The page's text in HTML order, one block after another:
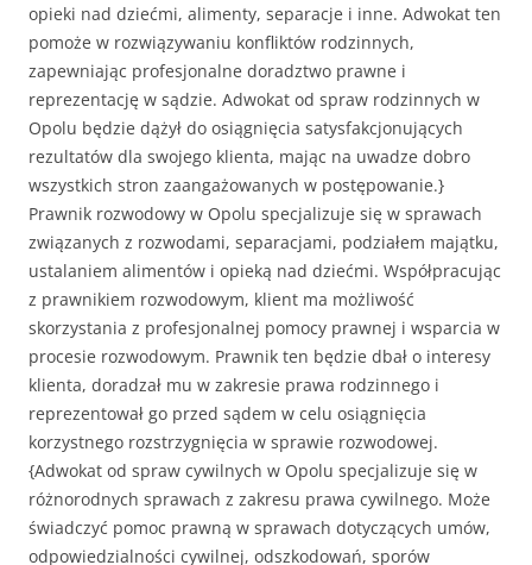
opieki nad dziećmi, alimenty, separacje i inne. Adwokat ten
pomoże w rozwiązywaniu konfliktów rodzinnych,
zapewniając profesjonalne doradztwo prawne i
reprezentację w sądzie. Adwokat od spraw rodzinnych w
Opolu będzie dążył do osiągnięcia satysfakcjonujących
rezultatów dla swojego klienta, mając na uwadze dobro
wszystkich stron zaangażowanych w postępowanie.}
Prawnik rozwodowy w Opolu specjalizuje się w sprawach
związanych z rozwodami, separacjami, podziałem majątku,
ustalaniem alimentów i opieką nad dziećmi. Współpracując
z prawnikiem rozwodowym, klient ma możliwość
skorzystania z profesjonalnej pomocy prawnej i wsparcia w
procesie rozwodowym. Prawnik ten będzie dbał o interesy
klienta, doradzał mu w zakresie prawa rodzinnego i
reprezentował go przed sądem w celu osiągnięcia
korzystnego rozstrzygnięcia w sprawie rozwodowej.
{Adwokat od spraw cywilnych w Opolu specjalizuje się w
różnorodnych sprawach z zakresu prawa cywilnego. Może
świadczyć pomoc prawną w sprawach dotyczących umów,
odpowiedzialności cywilnej, odszkodowań, sporów